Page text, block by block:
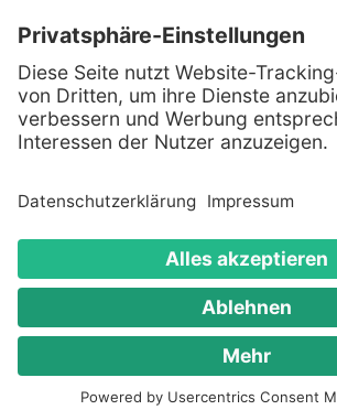
Sicher bezahlen mit:
Alle genannten Produkte und Logos
Warenzeichen der jeweiligen
Copyright © 2008 - 2026 Toys for
Rechte vorbehalten